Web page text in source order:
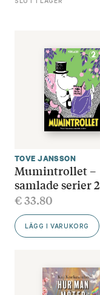
SLUT I LAGER
TOVE JANSSON
Mumintrollet –
samlade serier 2
€33.80
LÄGG I VARUKORG